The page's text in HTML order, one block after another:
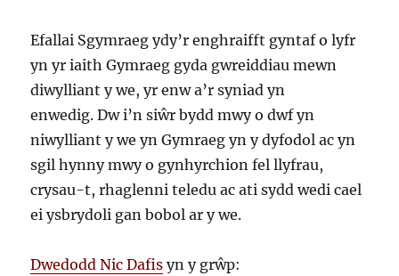
Efallai Sgymraeg ydy’r enghraifft gyntaf o lyfr
yn yr iaith Gymraeg gyda gwreiddiau mewn
diwylliant y we, yr enw a’r syniad yn
enwedig. Dw i’n siŵr bydd mwy o dwf yn
niwylliant y we yn Gymraeg yn y dyfodol ac yn
sgil hynny mwy o gynhyrchion fel llyfrau,
crysau-t, rhaglenni teledu ac ati sydd wedi cael
ei ysbrydoli gan bobol ar y we.
Dwedodd Nic Dafis yn y grŵp: